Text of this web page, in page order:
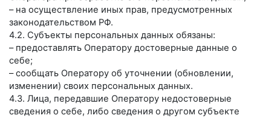
– на осуществление иных прав, предусмотренных
законодательством РФ.
4.2. Субъекты персональных данных обязаны:
– предоставлять Оператору достоверные данные о
себе;
– сообщать Оператору об уточнении (обновлении,
изменении) своих персональных данных.
4.3. Лица, передавшие Оператору недостоверные
сведения о себе, либо сведения о другом субъекте